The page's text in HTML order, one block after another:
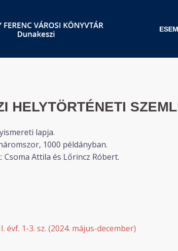
HELYTÖRTÉNETI
lapja.
1000 példányban.
Attila és Lőrincz Róbert.
évf. 1-3. sz. (2024. május-december)